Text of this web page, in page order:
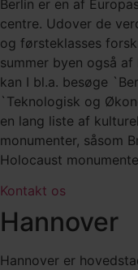
Berlin er en af
centre. Udover de
og førsteklasses
summer byen også
kan I bl.a. besøge
`Teknologisk og
en lang liste af
monumenter, såsom
Holocaust
Kontakt os
Hannover
Hannover er